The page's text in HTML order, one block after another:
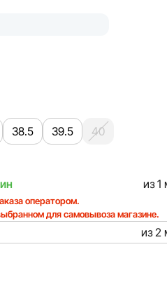
38.5 39.5
40
из 1
оператором.
для самовывоза магазине.
из 2